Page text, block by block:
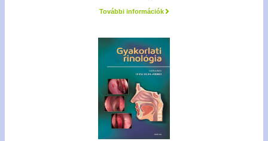
További információk